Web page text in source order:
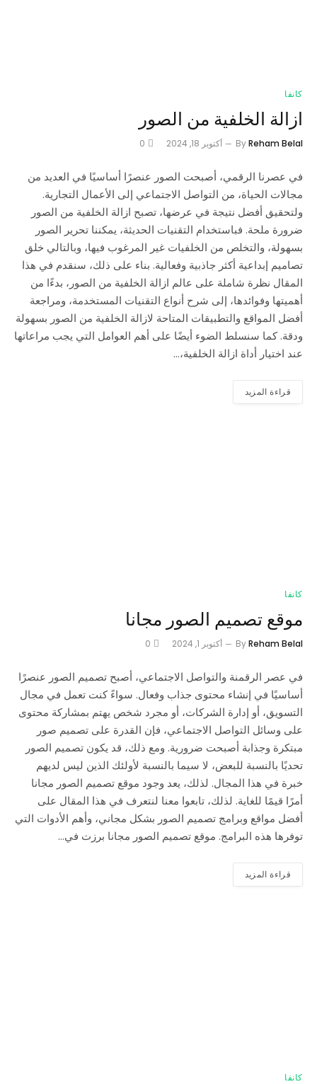
كانفا
ازالة الخلفية من الصور
ByReham Belal أكتوبر 18, 2024 0
في عصرنا الرقمي، أصبحت الصور عنصرًا أساسيًا في العديد من
مجالات الحياة، من التواصل الاجتماعي إلى الأعمال التجارية.
ولتحقيق أفضل نتيجة في عرضها، تصبح ازالة الخلفية من الصور
ضرورة ملحة. فباستخدام التقنيات الحديثة، يمكننا تحرير الصور
بسهولة، والتخلص من الخلفيات غير المرغوب فيها، وبالتالي خلق
تصاميم إبداعية أكثر جاذبية وفعالية. بناء على ذلك، سنقدم في هذا
المقال نظرة شاملة على عالم ازالة الخلفية من الصور، بدءًا من
أهميتها وفوائدها، إلى شرح أنواع التقنيات المستخدمة، ومراجعة
أفضل المواقع والتطبيقات المتاحة لازالة الخلفية من الصور بسهولة
ودقة. كما سنسلط الضوء أيضًا على أهم العوامل التي يجب مراعاتها
عند اختيار أداة ازالة الخلفية،…
قراءة المزيد
كانفا
موقع تصميم الصور مجانا
ByReham Belal أكتوبر 1, 2024 0
في عصر الرقمنة والتواصل الاجتماعي، أصبح تصميم الصور عنصرًا
أساسيًا في إنشاء محتوى جذاب وفعال. سواءً كنت تعمل في مجال
التسويق، أو إدارة الشركات، أو مجرد شخص يهتم بمشاركة محتوى
على وسائل التواصل الاجتماعي، فإن القدرة على تصميم صور
مبتكرة وجذابة أصبحت ضرورية. ومع ذلك، قد يكون تصميم الصور
تحديًا بالنسبة للبعض، لا سيما بالنسبة لأولئك الذين ليس لديهم
خبرة في هذا المجال. لذلك، يعد وجود موقع تصميم الصور مجانا
أمرًا قيمًا للغاية. لذلك، تابعوا معنا لنتعرف في هذا المقال على
أفضل مواقع وبرامج تصميم الصور بشكل مجاني، وأهم الأدوات التي
توفرها هذه البرامج. موقع تصميم الصور مجانا برزت في…
قراءة المزيد
كانفا